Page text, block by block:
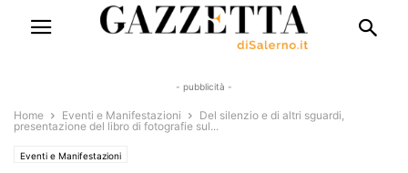
- pubblicità -
Home Eventi e Manifestazioni
Del silenzio e di altri sguardi,
presentazione del libro di fotografie sul...
Eventi e Manifestazioni